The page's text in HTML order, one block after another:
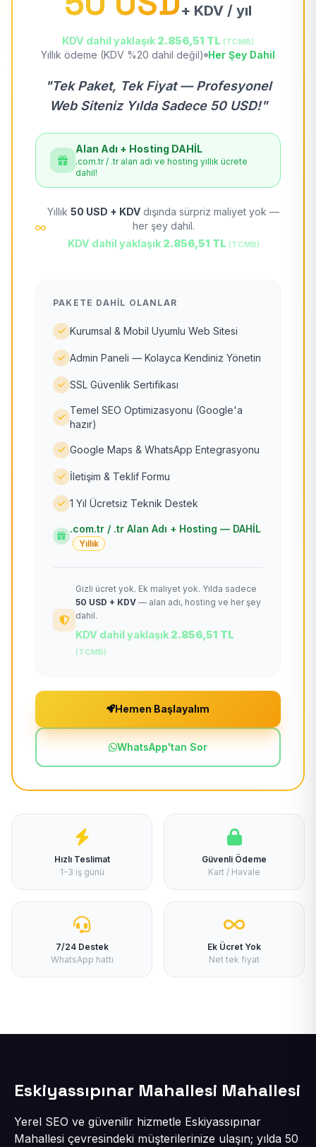
+ KDV / yıl
KDV dahil yaklaşık 2.856,51 TL (TCMB)
Yıllık ödeme (KDV %20 dahil değil) Her Şey Dahil
"Tek Paket, Tek Fiyat — Profesyonel
Web Siteniz Yılda Sadece 50 USD!"
Alan Adı + Hosting DAHİL
.com.tr / .tr alan adı ve hosting yıllık ücrete
dahil!
Yıllık 50 USD + KDV dışında sürpriz maliyet yok —
her şey dahil.
KDV dahil yaklaşık 2.856,51 TL (TCMB)
PAKETE DAHIL OLANLAR
Kurumsal & Mobil Uyumlu Web Sitesi
Admin Paneli — Kolayca Kendiniz Yönetin
SSL Güvenlik Sertifikası
Temel SEO Optimizasyonu (Google'a
hazır)
Google Maps & WhatsApp Entegrasyonu
İletişim & Teklif Formu
1 Yıl Ücretsiz Teknik Destek
.com.tr / .tr Alan Adı + Hosting — DAHİL
Yıllık
Gizli ücret yok. Ek maliyet yok. Yılda sadece
50 USD + KDV — alan adı, hosting ve her şey
dahil.
KDV dahil yaklaşık 2.856,51 TL
(TCMB)
Hemen Başlayalım
WhatsApp'tan Sor
Hızlı Teslimat
1-3 iş günü
Güvenli Ödeme
Kart / Havale
7/24 Destek
WhatsApp hattı
Ek Ücret Yok
Net tek fiyat
Eskiyassıpınar Mahallesi Mahallesi
Yerel SEO ve güvenilir hizmetle Eskiyassıpınar
Mahallesi çevresindeki müşterilerinize ulaşın; yılda 50